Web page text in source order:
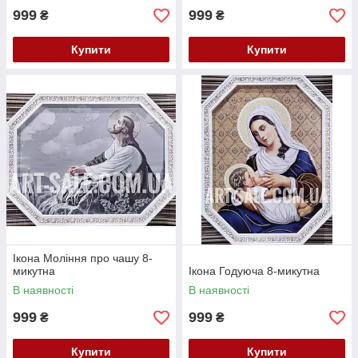
999 ₴
Купити
999 ₴
Купити
Ікона Моління про чашу 8-
микутна
В наявності
999 ₴
Купити
Ікона Годуюча 8-микутна
В наявності
999 ₴
Купити